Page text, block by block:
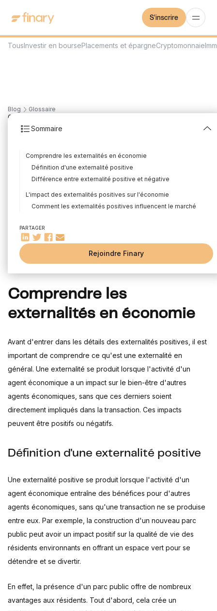
S'inscrire
Blog Glossaire
Sommaire
Comprendre les externalités en économie
Définition d'une externalité positive
Différence entre externalité positive et négative
L'impact des externalités positives sur l'économie
Comment les externalités positives influencent le marché
Les externalités positives dans le domaine de la finance
Externalités positives et investissement
Externalités positives et rendement financier
Comment maximiser les externalités positives
Le rôle des entreprises dans la création d'externalités
positives
Conclusion : L'importance des externalités positives pour une
PARTAGER
Rejoindre Finary
6
Rédigé parMounir Laggoune Édité parMounir Laggoune
Les externalités sont des concepts clés en économie, et il est
mécanismes financiers. Dans cet article, nous allons nous
concentrer sur les externalités positives et leur impact sur
l'économie, en particulier dans le domaine de la finance.
Comprendre les
externalités en économie
Avant d'entrer dans les détails des externalités positives, il est
important de comprendre ce qu'est une externalité en
général. Une externalité se produit lorsque l'activité d'un
agent économique a un impact sur le bien-être d'autres
agents économiques, sans que ces derniers soient
directement impliqués dans la transaction. Ces impacts
peuvent être positifs ou négatifs.
Définition d'une externalité positive
Une externalité positive se produit lorsque l'activité d'un
agent économique entraîne des bénéfices pour d'autres
agents économiques, sans qu'une transaction ne se produise
entre eux. Par exemple, la construction d'un nouveau parc
public peut avoir un impact positif sur la qualité de vie des
résidents environnants en offrant un espace vert pour se
détendre et se divertir.
En effet, la présence d'un parc public offre de nombreux
avantages aux résidents. Tout d'abord, cela crée un
TousInvestir en boursePlacements et épargneCryptomonnaie